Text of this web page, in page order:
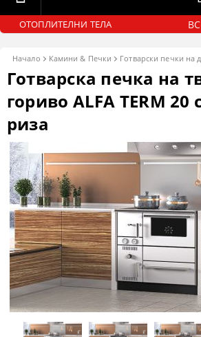
ОТОПЛИТЕЛНИ ТЕЛА
Начало Камини & Печки Готварски печки на
Готварска печка на
гориво ALFA TERM 20
риза